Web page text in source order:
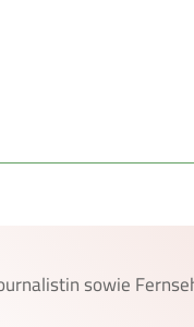
sowie